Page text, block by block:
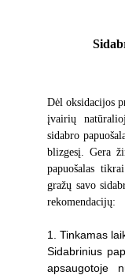
Dėl oksidacijos
įvairių
sidabro
blizgesį. Gera
papuošalas
gražų savo
rekomendacijų:
1. Tinkamas
Sidabrinius
apsaugotoje